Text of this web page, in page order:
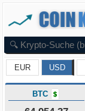
EUR USD
BTC $